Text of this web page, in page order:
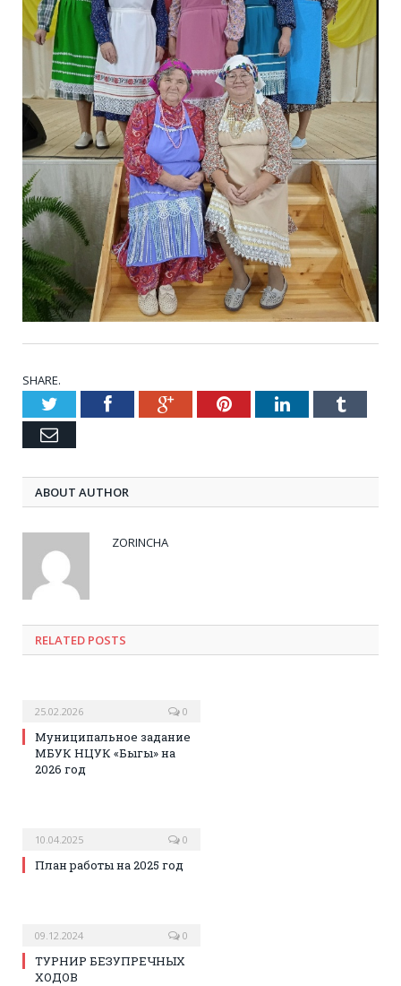
SHARE.
TwitterFacebookGoogle+PinterestLinkedInTumblr
Email
ABOUT AUTHOR
ZORINCHA
RELATED POSTS
25.02.2026 0
Муниципальное задание
МБУК НЦУК «Быгы» на
2026 год
10.04.2025 0
План работы на 2025 год
09.12.2024 0
ТУРНИР БЕЗУПРЕЧНЫХ
ХОДОВ